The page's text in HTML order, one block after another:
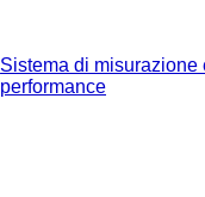
Sistema di
performance